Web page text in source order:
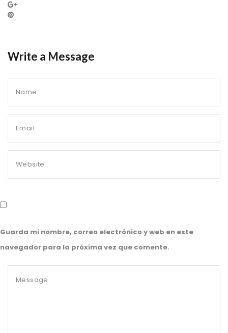
Write a Message
Guarda mi nombre, correo electrónico y web en este
navegador para la próxima vez que comente.